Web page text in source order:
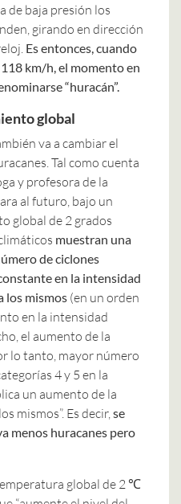
de baja presión los
girando en dirección
Es entonces, cuando
km/h, el momento en
“huracán”.
global
va a cambiar el
Tal como cuenta
y profesora de la
al futuro, bajo un
global de 2 grados
muestran una
de ciclones
en la intensidad
los mismos (en un orden
en la intensidad
el aumento de la
lo tanto, mayor número
4 y 5 en la
un aumento de la
mismos”. Es decir, se
menos huracanes pero
global de 2 ℃